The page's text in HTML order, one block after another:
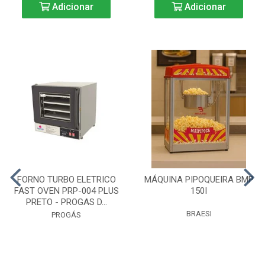
Adicionar Adicionar
FORNO TURBO ELETRICO
FAST OVEN PRP-004 PLUS
PRETO - PROGAS D...
PROGÁS
MÁQUINA PIPOQUEIRA BMP
150I
BRAESI